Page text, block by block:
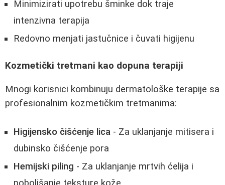
Minimizirati upotrebu šminke dok traje
intenzivna terapija
Redovno menjati jastučnice i čuvati higijenu
Kozmetički tretmani kao dopuna terapiji
Mnogi korisnici kombinuju dermatološke terapije sa
profesionalnim kozmetičkim tretmanima:
Higijensko čišćenje lica - Za uklanjanje mitisera i
dubinsko čišćenje pora
Hemijski piling - Za uklanjanje mrtvih ćelija i